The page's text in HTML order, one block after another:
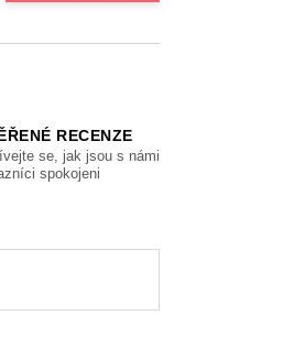
RECENZE
se, jak jsou s námi
spokojeni